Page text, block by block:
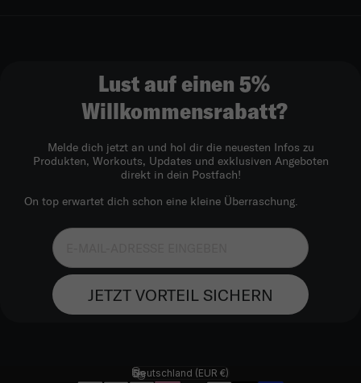
Lust auf einen 5%
Willkommensrabatt?
Melde dich jetzt an und hol dir die neuesten Infos zu
Produkten, Workouts, Updates und exklusiven Angeboten
direkt in dein Postfach!
On top erwartet dich schon eine kleine Überraschung.
JETZT VORTEIL SICHERN
Land/Region
Deutschland (EUR €)